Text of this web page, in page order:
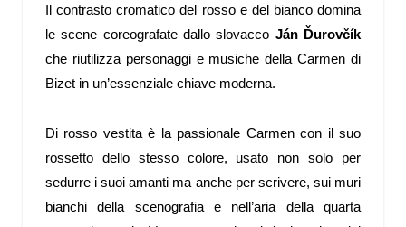
Il contrasto cromatico del rosso e del bianco domina
le scene coreografate dallo slovacco Ján Ďurovčík
che riutilizza personaggi e musiche della Carmen di
Bizet in un’essenziale chiave moderna.
Di rosso vestita è la passionale Carmen con il suo
rossetto dello stesso colore, usato non solo per
sedurre i suoi amanti ma anche per scrivere, sui muri
bianchi della scenografia e nell’aria della quarta